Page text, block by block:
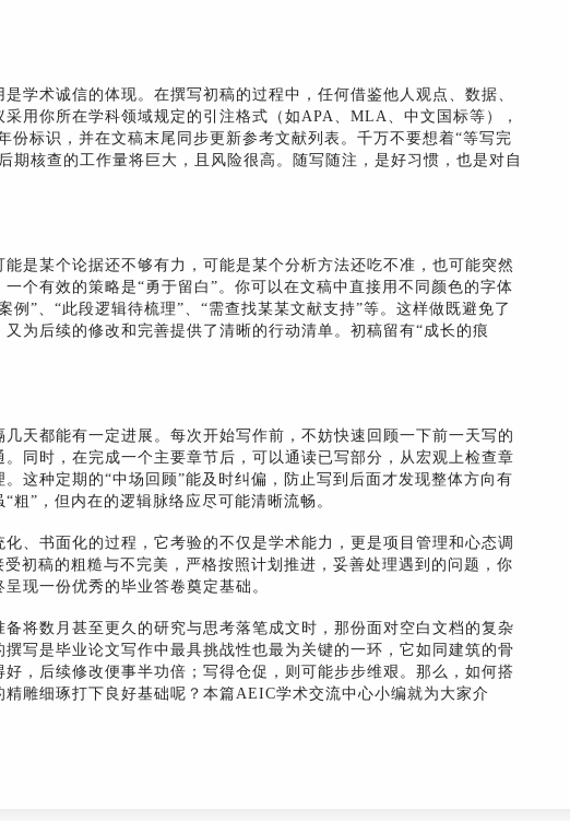
学术诚信的体现。在撰写初稿的过程中，任何借鉴他人观点、数据、
用你所在学科领域规定的引注格式（如APA、MLA、中文国标等），
份标识，并在文稿末尾同步更新参考文献列表。千万不要想着“等写完
期核查的工作量将巨大，且风险很高。随写随注，是好习惯，也是对自
是某个论据还不够有力，可能是某个分析方法还吃不准，也可能突然
个有效的策略是“勇于留白”。你可以在文稿中直接用不同颜色的字体
例”、“此段逻辑待梳理”、“需查找某某文献支持”等。这样做既避免了
为后续的修改和完善提供了清晰的行动清单。初稿留有“成长的痕
天都能有一定进展。每次开始写作前，不妨快速回顾一下前一天写的
同时，在完成一个主要章节后，可以通读已写部分，从宏观上检查章
这种定期的“中场回顾”能及时纠偏，防止写到后面才发现整体方向有
粗”，但内在的逻辑脉络应尽可能清晰流畅。
、书面化的过程，它考验的不仅是学术能力，更是项目管理和心态调
初稿的粗糙与不完美，严格按照计划推进，妥善处理遇到的问题，你
现一份优秀的毕业答卷奠定基础。
将数月甚至更久的研究与思考落笔成文时，那份面对空白文档的复杂
写是毕业论文写作中最具挑战性也最为关键的一环，它如同建筑的骨
，后续修改便事半功倍；写得仓促，则可能步步维艰。那么，如何搭
雕细琢打下良好基础呢？本篇AEIC学术交流中心小编就为大家介